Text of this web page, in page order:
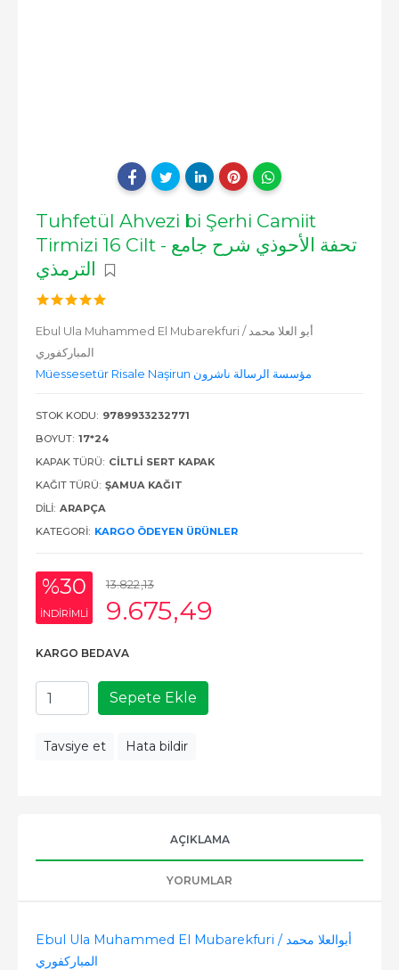
Tuhfetül Ahvezi bi Şerhi Camiit
Tirmizi 16 Cilt - تحفة الأحوذي شرح جامع
Ebul Ula Muhammed El Mubarekfuri / أبو العلا محمد
المباركفوري
Müessesetür Risale Naşirun مؤسسة الرسالة ناشرون
STOK KODU: 9789933232771
BOYUT: 17*24
KAPAK TÜRÜ: CILTLI SERT KAPAK
KAĞIT TÜRÜ: ŞAMUA KAĞIT
DILI: ARAPÇA
KATEGORI: KARGO ÖDEYEN ÜRÜNLER
%30
INDIRIMLI
13.822,13
9.675,49
KARGO BEDAVA
Sepete Ekle
Tavsiye et Hata bildir
AÇIKLAMA
YORUMLAR
Ebul Ula Muhammed El Mubarekfuri / أبوالعلا محمد
المباركفوري